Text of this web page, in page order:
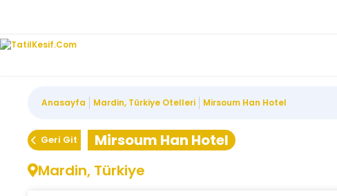
Anasayfa Mardin, Türkiye Otelleri Mirsoum Han Hotel
Geri Git
Mirsoum Han Hotel
Mardin, Türkiye